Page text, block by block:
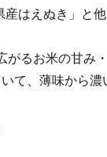
産はえぬき」と
がるお米の甘み
て、薄味から濃